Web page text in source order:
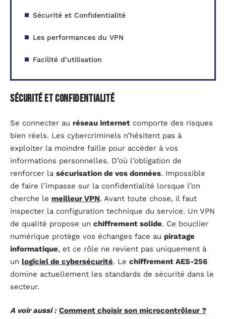
Sécurité et Confidentialité
Les performances du VPN
Facilité d’utilisation
Sécurité et Confidentialité
Se connecter au réseau internet comporte des risques
bien réels. Les cybercriminels n’hésitent pas à
exploiter la moindre faille pour accéder à vos
informations personnelles. D’où l’obligation de
renforcer la sécurisation de vos données. Impossible
de faire l’impasse sur la confidentialité lorsque l’on
cherche le meilleur VPN. Avant toute chose, il faut
inspecter la configuration technique du service. Un VPN
de qualité propose un chiffrement solide. Ce bouclier
numérique protège vos échanges face au piratage
informatique, et ce rôle ne revient pas uniquement à
un logiciel de cybersécurité. Le chiffrement AES-256
domine actuellement les standards de sécurité dans le
secteur.
A voir aussi : Comment choisir son microcontrôleur ?